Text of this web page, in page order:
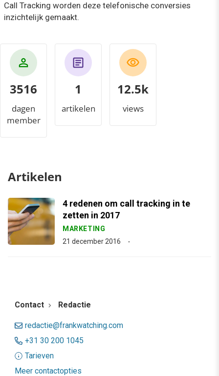
Call Tracking worden deze telefonische conversies
inzichtelijk gemaakt.
3516
dagen
member
1
artikelen
13.5k
views
Artikelen
4 redenen om call tracking in te
zetten in 2017
MARKETING
21 december 2016
Contact Redactie
redactie@frankwatching.com
+31 30 200 1045
Tarieven
Meer contactopties